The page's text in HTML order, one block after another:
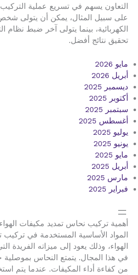
التعاون يسهم في تسريع عملية
على سبيل المثال، يمكن أن يتولى
الكهربائية، بينما يتولى آخر ضبط نظام
تحقيق نتائج أفضل.
مايو 2026
أبريل 2026
ديسمبر 2025
أكتوبر 2025
سبتمبر 2025
أغسطس 2025
يوليو 2025
يونيو 2025
مايو 2025
أبريل 2025
مارس 2025
فبراير 2025
أهمية تركيب نحاس تمديد مكيفات
المواد الأساسية المستخدمة في
الهواء، وذلك يعود إلى ميزاته الفريدة
في هذا المجال. يتمتع النحاس بموصلية
من كفاءة أداء المكيفات. عندما يتم